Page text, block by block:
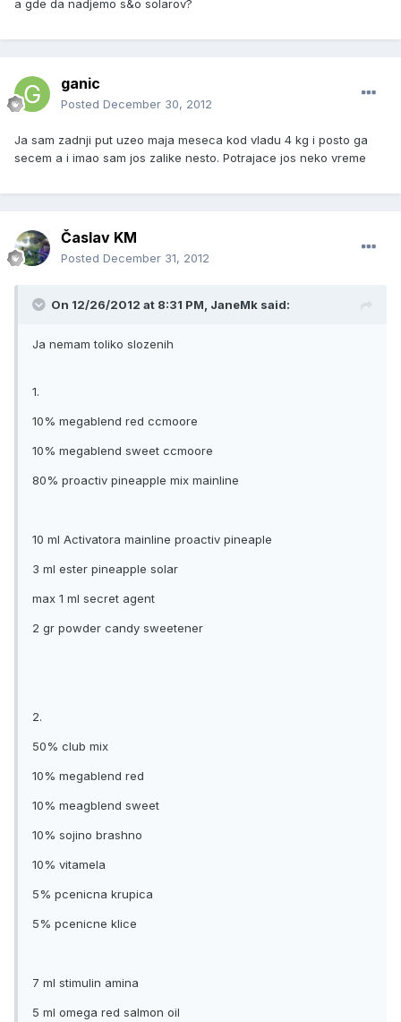
a gde da nadjemo s&o solarov?
ganic
Posted December 30, 2012
Ja sam zadnji put uzeo maja meseca kod vladu 4 kg i posto ga
secem a i imao sam jos zalike nesto. Potrajace jos neko vreme
Časlav KM
Posted December 31, 2012
On 12/26/2012 at 8:31 PM, JaneMk said:
Ja nemam toliko slozenih
1.
10% megablend red ccmoore
10% megablend sweet ccmoore
80% proactiv pineapple mix mainline
10 ml Activatora mainline proactiv pineaple
3 ml ester pineapple solar
max 1 ml secret agent
2 gr powder candy sweetener
2.
50% club mix
10% megablend red
10% meagblend sweet
10% sojino brashno
10% vitamela
5% pcenicna krupica
5% pcenicne klice
7 ml stimulin amina
5 ml omega red salmon oil